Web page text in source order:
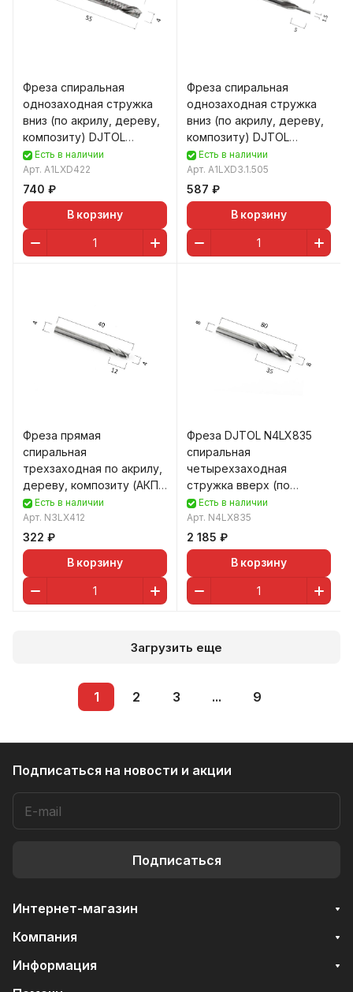
Фреза спиральная
однозаходная стружка
вниз (по акрилу, дереву,
композиту) DJTOL
A1LXD422
Есть в наличии
Арт. A1LXD422
740 ₽
В корзину
Фреза спиральная
однозаходная стружка
вниз (по акрилу, дереву,
композиту) DJTOL
A1LXD3.1.505
Есть в наличии
Арт. A1LXD3.1.505
587 ₽
В корзину
Фреза прямая
спиральная
трехзаходная по акрилу,
дереву, композиту (АКП)
DJTOL N3LX4.12
Есть в наличии
Арт. N3LX412
322 ₽
В корзину
Фреза DJTOL N4LX835
спиральная
четырехзаходная
стружка вверх (по
дереву, композиту (АКП),
пластику)
Есть в наличии
Арт. N4LX835
2 185 ₽
В корзину
Загрузить еще
1 2 3 ... 9
Подписаться на новости и акции
Подписаться
Интернет-магазин
Компания
Информация